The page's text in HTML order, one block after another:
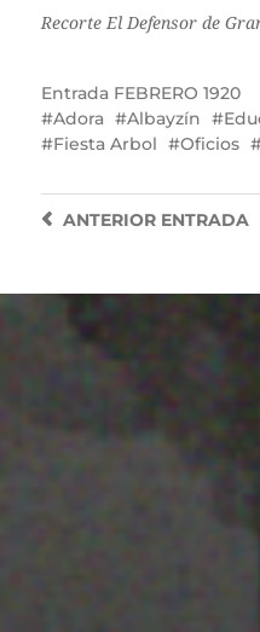
Recorte El Defensor de
Entrada FEBRERO 1920
Adora
Albayzín
Fiesta Arbol
Oficios
ANTERIORENTRADA